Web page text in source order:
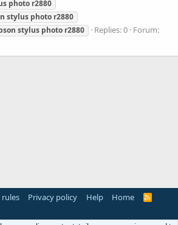
photo r2880
stylus photo r2880
stylus photo r2880 Replies: 0 Forum:
rules Privacy policy Help Home
R